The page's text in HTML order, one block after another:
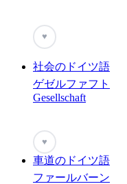
♥
社会のドイツ語
ゲゼルファフト
Gesellschaft
♥
車道のドイツ語
ファールバーン